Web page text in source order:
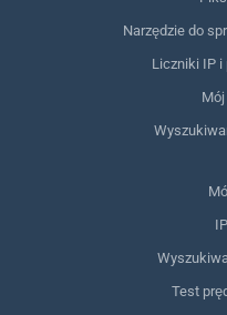
Narzędzie do
Liczniki IP
Test